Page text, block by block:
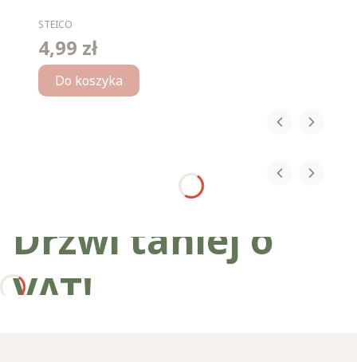
PRODUCENT
STEICO
Cena
4,99 zł
Do koszyka
Drzwi taniej o
VAT!